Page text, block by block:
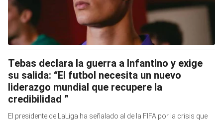
Tebas declara la guerra a Infantino y exige
su salida: “El futbol necesita un nuevo
liderazgo mundial que recupere la
credibilidad ”
El presidente de LaLiga ha señalado al de la FIFA por la crisis que